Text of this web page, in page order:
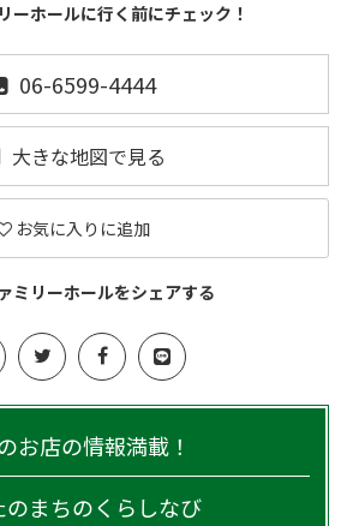
ーホールに行く前にチェック！
06-6599-4444
大きな地図で見る
お気に入りに追加
ミリーホールをシェアする
お店の情報満載！
のまちのくらしなび